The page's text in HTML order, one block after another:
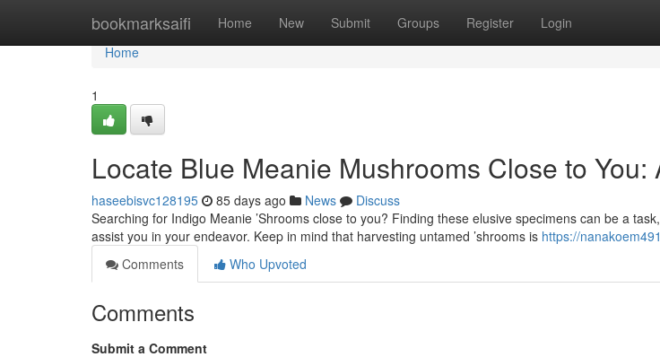
bookmarksaifi Home New Submit Groups Register Login
Home
Home
1
Locate Blue Meanie Mushrooms Close to You:
haseebisvc128195 85 days ago News
Discuss
Searching for Indigo Meanie ’Shrooms close to you? Finding these elusive specimens can be a
assist you in your endeavor. Keep in mind that harvesting untamed ’shrooms is https://
Comments
Who Upvoted
Comments
Submit a Comment